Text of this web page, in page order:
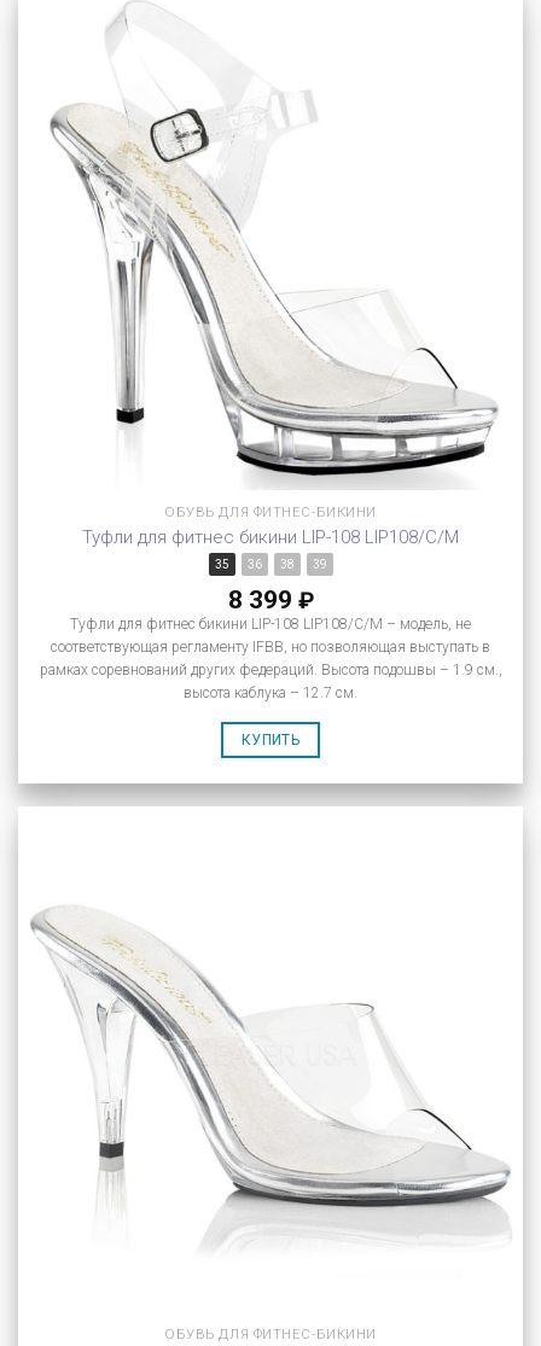
ОБУВЬ ДЛЯ ФИТНЕС-БИКИНИ
Туфли для фитнес бикини LIP-108 LIP108/C/M
35 36 38 39
8 399 ₽
Туфли для фитнес бикини LIP-108 LIP108/C/M – модель, не
соответствующая регламенту IFBB, но позволяющая выступать в
рамках соревнований других федераций. Высота подошвы – 1.9 см.,
высота каблука – 12.7 см.
КУПИТЬ
ОБУВЬ ДЛЯ ФИТНЕС-БИКИНИ